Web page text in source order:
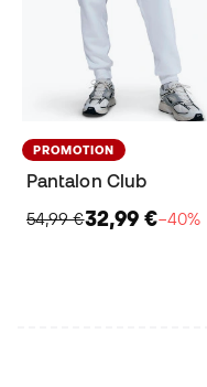
PROMOTION
Pantalon Club
54,99 €32,99 €−40%